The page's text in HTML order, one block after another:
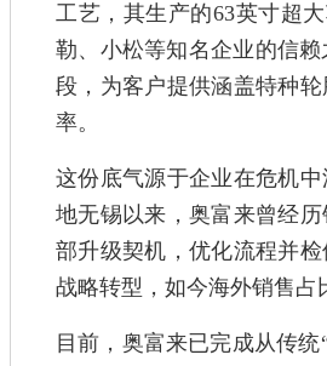
工艺，其生产的63英寸超
勒、小松等知名企业的信
段，为客户提供涵盖特种
率。
这份底气源于企业在危机
地无锡以来，奥富来曾经
部升级契机，优化流程并
战略转型，如今海外销售占
目前，奥富来已完成从传